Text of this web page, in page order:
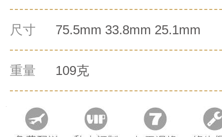
尺寸 75.5mm 33.8mm 25.1mm
重量 109克